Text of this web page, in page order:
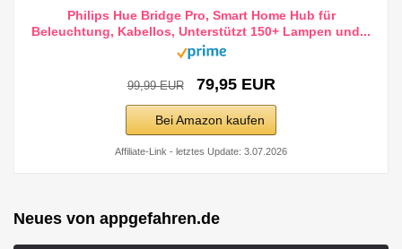
Philips Hue Bridge Pro, Smart Home Hub für
Beleuchtung, Kabellos, Unterstützt 150+ Lampen und...
99,99 EUR 79,95 EUR
Bei Amazon kaufen
Affiliate-Link - letztes Update: 3.07.2026
Neues von appgefahren.de